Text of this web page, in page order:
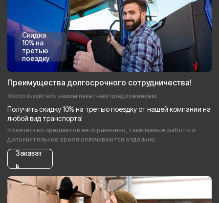
Скидка
10% на
третью
поездку
Преимущества долгосрочного сотрудничества!
Воспользуйтесь нашим пакетным предложением:
Получить скидку 10% на третью поездку от нашей компании на
любой вид транспорта!
Количество предметов не ограничено, такелажные работы и
дополнительное время оплачиваются отдельно.
Заказат
ь